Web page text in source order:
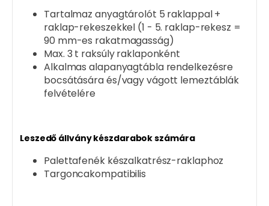
Tartalmaz anyagtárolót 5 raklappal +
raklap-rekeszekkel (1 - 5. raklap-rekesz =
90 mm-es rakatmagasság)
Max. 3 t raksúly raklaponként
Alkalmas alapanyagtábla rendelkezésre
bocsátására és/vagy vágott lemeztáblák
felvételére
Leszedő állvány készdarabok számára
Palettafenék készalkatrész-raklaphoz
Targoncakompatibilis